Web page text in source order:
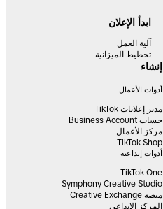
ابدأ الإعلان
آلية العمل
تخطيط الميزانية
إنشاء
أدوات الأعمال
مدير إعلانات TikTok
حساب Business Account
مركز الأعمال
TikTok Shop
أدوات إبداعية
TikTok One
Symphony Creative Studio
منصة Creative Exchange
المركز الإبداعي